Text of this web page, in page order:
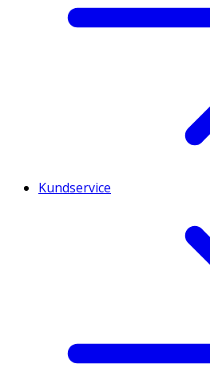
Kundservice